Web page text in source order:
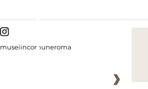
museiincomuneroma